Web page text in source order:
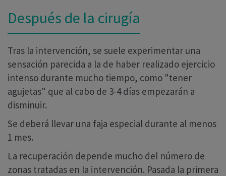
Después de la cirugía
Tras la intervención, se suele experimentar una
sensación parecida a la de haber realizado ejercicio
intenso durante mucho tiempo, como "tener
agujetas" que al cabo de 3-4 días empezarán a
disminuir.
Se deberá llevar una faja especial durante al menos
1 mes.
La recuperación depende mucho del número de
zonas tratadas en la intervención. Pasada la primera